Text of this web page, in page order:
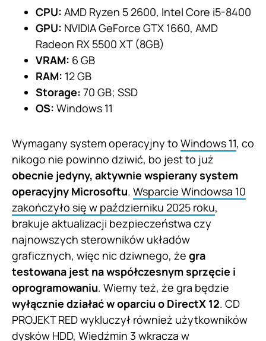
CPU: AMD Ryzen 5 2600, Intel Core i5-8400
GPU: NVIDIA GeForce GTX 1660, AMD
Radeon RX 5500 XT (8GB)
VRAM: 6 GB
RAM: 12 GB
Storage: 70 GB; SSD
OS: Windows 11
Wymagany system operacyjny to Windows 11, co
nikogo nie powinno dziwić, bo jest to już
obecnie jedyny, aktywnie wspierany system
operacyjny Microsoftu. Wsparcie Windowsa 10
zakończyło się w październiku 2025 roku,
brakuje aktualizacji bezpieczeństwa czy
najnowszych sterowników układów
graficznych, więc nic dziwnego, że gra
testowana jest na współczesnym sprzęcie i
oprogramowaniu. Wiemy też, że gra będzie
wyłącznie działać w oparciu o DirectX 12. CD
PROJEKT RED wykluczył również użytkowników
dysków HDD, Wiedźmin 3 wkracza w